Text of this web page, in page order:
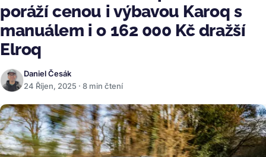
poráží cenou i výbavou Karoq s
manuálem i o 162 000 Kč dražší
Elroq
Daniel Česák
24 Říjen, 2025 · 8 min čtení